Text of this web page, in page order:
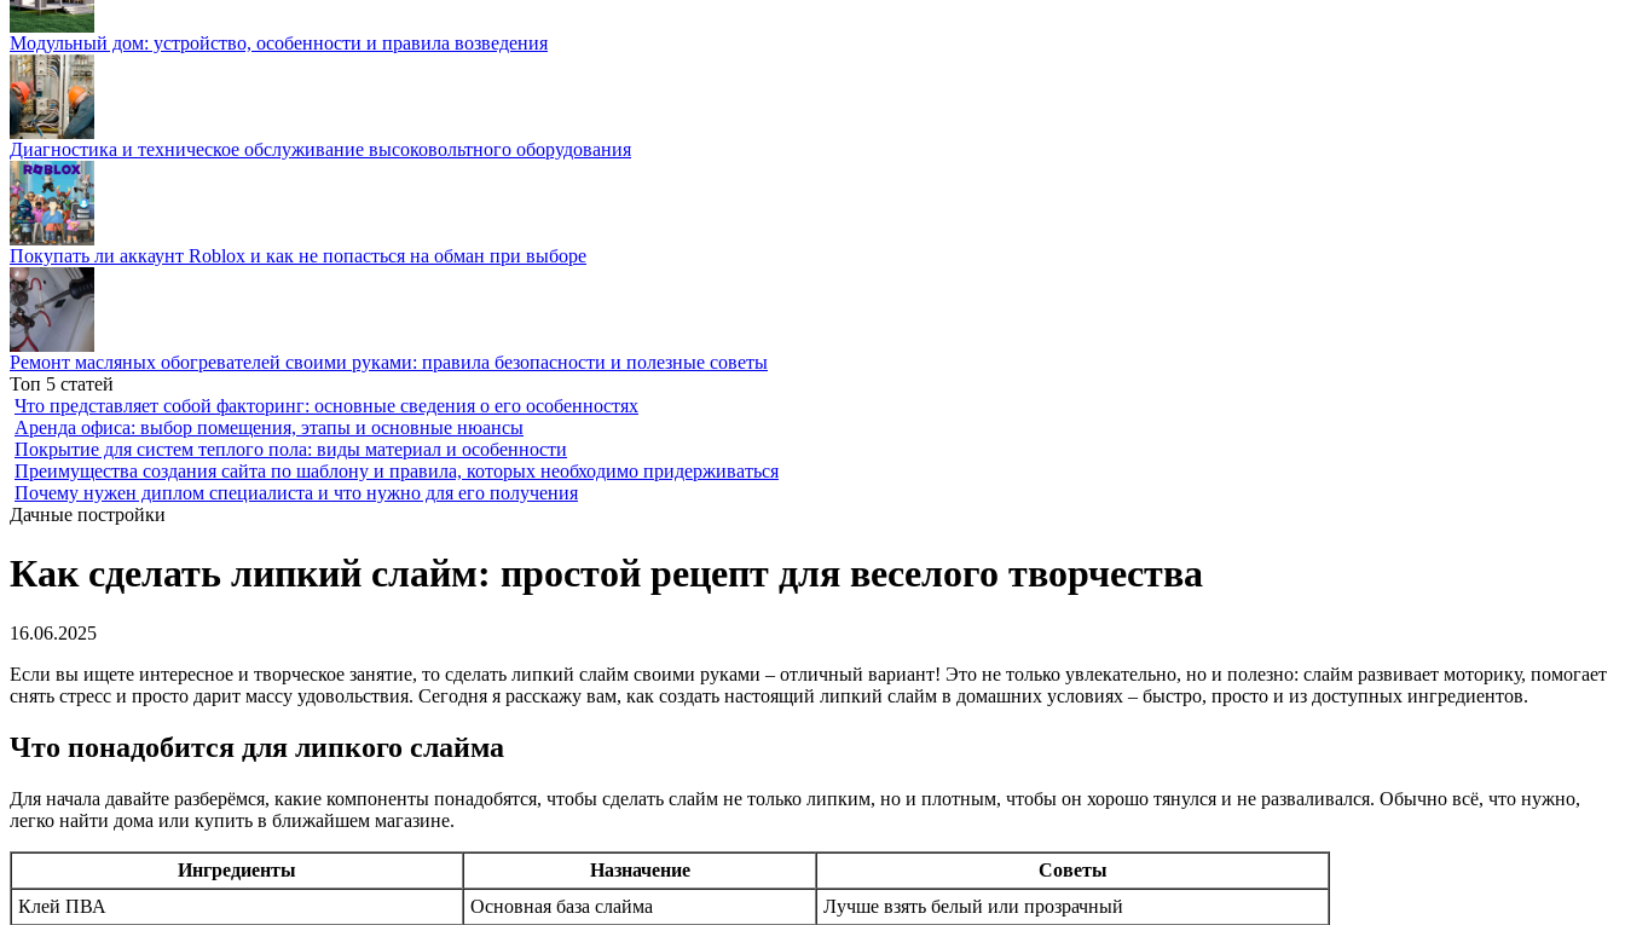
Модульный дом: устройство, особенности и правила возведения
Диагностика и техническое обслуживание высоковольтного оборудования
Покупать ли аккаунт Roblox и как не попасться на обман при выборе
Ремонт масляных обогревателей своими руками: правила безопасности и полезные советы
Топ 5 статей
Что представляет собой факторинг: основные сведения о его особенностях
Аренда офиса: выбор помещения, этапы и основные нюансы
Покрытие для систем теплого пола: виды материал и особенности
Преимущества создания сайта по шаблону и правила, которых необходимо придерживаться
Почему нужен диплом специалиста и что нужно для его получения
Дачные постройки
Как сделать липкий слайм: простой рецепт для веселого творчества
16.06.2025
Если вы ищете интересное и творческое занятие, то сделать липкий слайм своими руками – отличный вариант! Это не только увлекательно, но и полезно: слайм развивает моторику, помогает
снять стресс и просто дарит массу удовольствия. Сегодня я расскажу вам, как создать настоящий липкий слайм в домашних условиях – быстро, просто и из доступных ингредиентов.
Что понадобится для липкого слайма
Для начала давайте разберёмся, какие компоненты понадобятся, чтобы сделать слайм не только липким, но и плотным, чтобы он хорошо тянулся и не разваливался. Обычно всё, что нужно,
легко найти дома или купить в ближайшем магазине.
Ингредиенты Назначение
Советы
Клей ПВА
Основная база слайма
Лучше взять белый или прозрачный